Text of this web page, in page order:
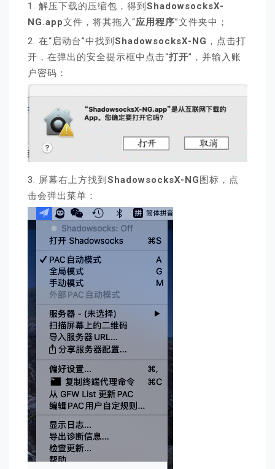
1. 解压下载的压缩包，得到 ShadowsocksX-
NG.app文件，将其拖入“应用程序”文件夹中；
2. 在“启动台”中找到 ShadowsocksX-NG ，点击打
开，在弹出的安全提示框中点击“打开”，并输入账
户密码：
3. 屏幕右上方找到 ShadowsocksX-NG图标，点
击会弹出菜单：